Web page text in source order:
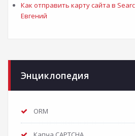
Как отправить карту сайта в
Евгений
Энциклопедия
ORM